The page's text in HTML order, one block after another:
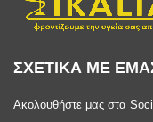
ΣΧΕΤΙΚΑ ΜΕ
Ακολουθήστε μας στα